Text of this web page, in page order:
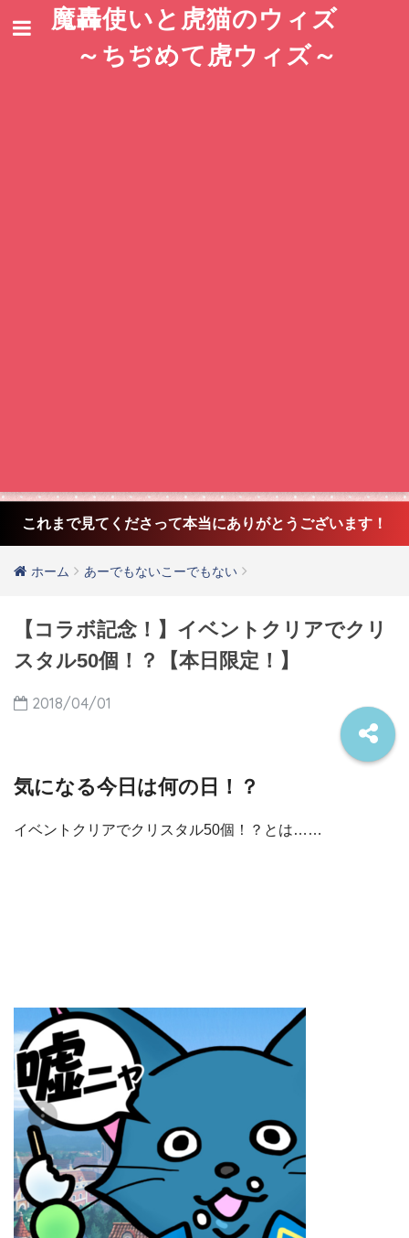
魔轟使いと虎猫のウィズ
～ちぢめて虎ウィズ～
これまで見てくださって本当にありがとうございます！
ホーム あーでもないこーでもない
【コラボ記念！】イベントクリアでクリ
スタル50個！？【本日限定！】
2018/04/01
気になる今日は何の日！？
イベントクリアでクリスタル50個！？とは……